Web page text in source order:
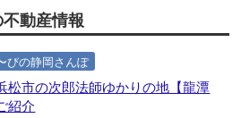
動産情報
びの静岡さんぽ
松市の次郎法師ゆかりの地【龍潭
紹介